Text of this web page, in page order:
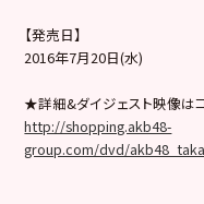
【発売日】
2016年7月20日(水)
★詳細&ダイジェスト映像は
http://shopping.akb48-
group.com/dvd/